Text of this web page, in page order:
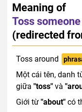
Meaning of
Toss
(redirected
Toss around
Một cái tên, danh
giữa "toss" và
Giới từ "about" có